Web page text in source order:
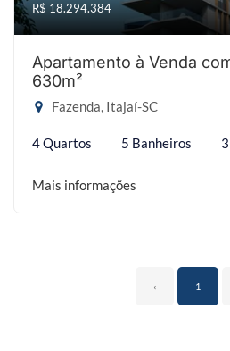
R$ 18.294.384
Apartamento à Venda
630m²
Fazenda, Itajaí-SC
4 Quartos 5 Banheiros
Mais informações
‹ 1